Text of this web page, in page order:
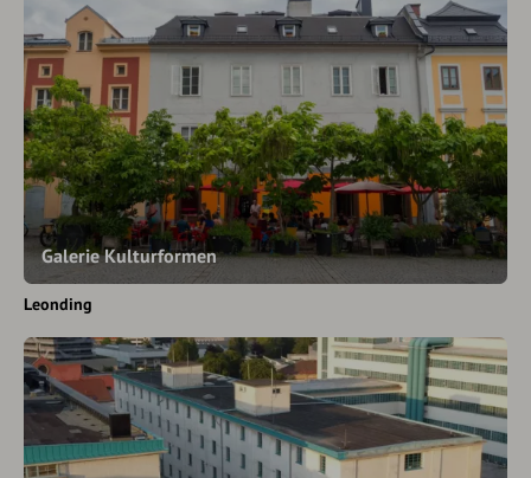
Galerie Kulturformen
Leonding